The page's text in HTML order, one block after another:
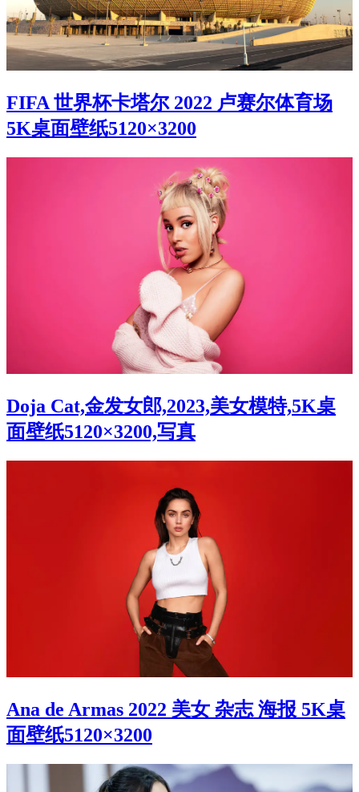
FIFA 世界杯卡塔尔 2022 卢赛尔体育场
5K桌面壁纸5120×3200
Doja Cat,金发女郎,2023,美女模特,5K桌
面壁纸5120×3200,写真
Ana de Armas 2022 美女 杂志 海报 5K桌
面壁纸5120×3200